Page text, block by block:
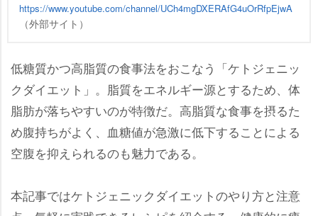
https://www.youtube.com/channel/UCh4mgDXERAfG4uOrRfpEjwA
（外部サイト）
低糖質かつ高脂質の食事法をおこなう「ケトジェニッ
クダイエット」。脂質をエネルギー源とするため、体
脂肪が落ちやすいのが特徴だ。高脂質な食事を摂るた
め腹持ちがよく、血糖値が急激に低下することによる
空腹を抑えられるのも魅力である。
本記事ではケトジェニックダイエットのやり方と注意